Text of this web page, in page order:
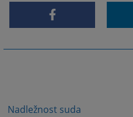
Nadležnost suda